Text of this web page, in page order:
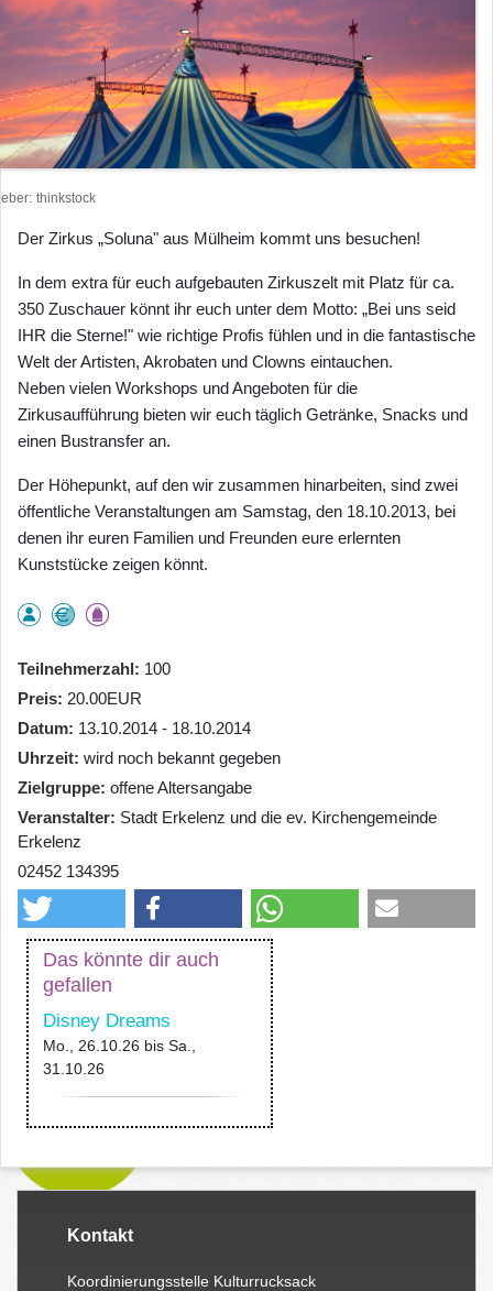
thinkstock
Der Zirkus „Soluna" aus Mülheim kommt uns besuchen!
In dem extra für euch aufgebauten Zirkuszelt mit Platz für ca.
350 Zuschauer könnt ihr euch unter dem Motto: „Bei uns seid
IHR die Sterne!" wie richtige Profis fühlen und in die fantastische
Welt der Artisten, Akrobaten und Clowns eintauchen.
Neben vielen Workshops und Angeboten für die
Zirkusaufführung bieten wir euch täglich Getränke, Snacks und
einen Bustransfer an.
Der Höhepunkt, auf den wir zusammen hinarbeiten, sind zwei
öffentliche Veranstaltungen am Samstag, den 18.10.2013, bei
denen ihr euren Familien und Freunden eure erlernten
Kunststücke zeigen könnt.
Teilnehmerzahl
100
Preis 20.00EUR
Datum 13.10.2014 - 18.10.2014
Uhrzeit wird noch bekannt gegeben
Zielgruppe offene Altersangabe
Veranstalter Stadt Erkelenz und die ev. Kirchengemeinde
Erkelenz
02452 134395
Das könnte dir auch
gefallen
Disney Dreams
Mo., 26.10.26 bis Sa.,
31.10.26
Kontakt
Koordinierungsstelle Kulturrucksack